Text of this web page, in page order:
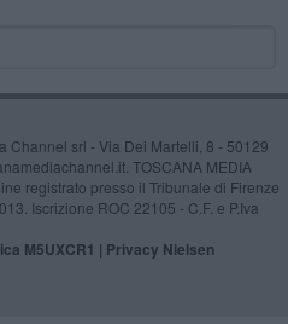
Channel srl - Via Dei Martelli, 8 - 50129
TOSCANA MEDIA
registrato presso il Tribunale di Firenze
Iscrizione ROC 22105 - C.F. e P.Iva
M5UXCR1 | Privacy Nielsen